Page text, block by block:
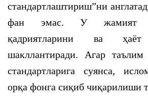
стандартлаштириш”ни
фан эмас. У жамият
қадриятларини ва ҳаёт
шакллантиради. Агар
стандартларига суянса,
орқа фонга сиқиб чиқарилиши